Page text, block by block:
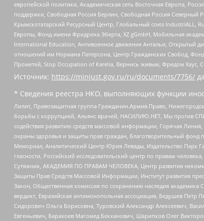
европейской политики, Академическая сеть Восточная Европа,
поддержки, Свободная Россия Берлин, Свободная Россия
Крымскотатарский Ресурсный Центр, Глобальный союз IndustriALL,
Европы, Фонд имени Фридриха Эберта, XZ gGmbH, Мобильная
International Education, Антивоенное движение Антальи, Открытый
отношений им Нормана Патерсона, Центр Гражданских Свобод,
Прометей, Stop Occupation of Karelia, Вернись живым, Фридом Хаус,
Источник: https://minjust.gov.ru/ru/documents/7756/
* Сведения реестра НКО, выполняющих функции
Лилит, Правозащитная группа Гражданин.Армия.Право,
борьбы с коррупцией, Альянс врачей, НАСИЛИЮ.НЕТ, Мы против
содействия развитию средств массовой информации, Горячая
охраны здоровья и защиты прав граждан, Благотворительный фонд
Мемориал, Аналитический Центр Юрия Левады, Издательство Парк
гласности, Российский исследовательский центр по правам
Сутяжник, АКАДЕМИЯ ПО ПРАВАМ ЧЕЛОВЕКА, Центр развития
Защиты Прав Средств Массовой Информации, Институт развития
Закон, Общественная комиссия по сохранению наследия
вердикт, Евразийская антимонопольная ассоциация, Бедушев
Сидорович Ольга Борисовна, Туровский Александр Алексеевич,
Евгеньевич, Барахоев Магомед Бекханович, Шарипков Олег